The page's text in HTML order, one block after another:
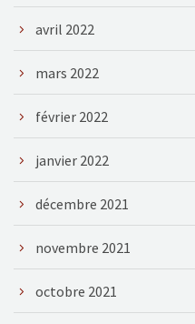
avril 2022
mars 2022
février 2022
janvier 2022
décembre 2021
novembre 2021
octobre 2021